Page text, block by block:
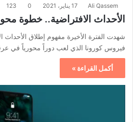
Ali Qassem 17 يناير، 2021 0
123
الأحداث الافتراضية.. خطوة
شهدت الفترة الأخيرة مفهوم إطلاق الأحداث
فيروس كورونا الذي لعب دوراً محورياً في
أكمل القراءة »